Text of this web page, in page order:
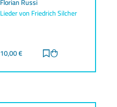
Florian Russi
Lieder von Friedrich Silcher
10,00€ Zur Merkliste